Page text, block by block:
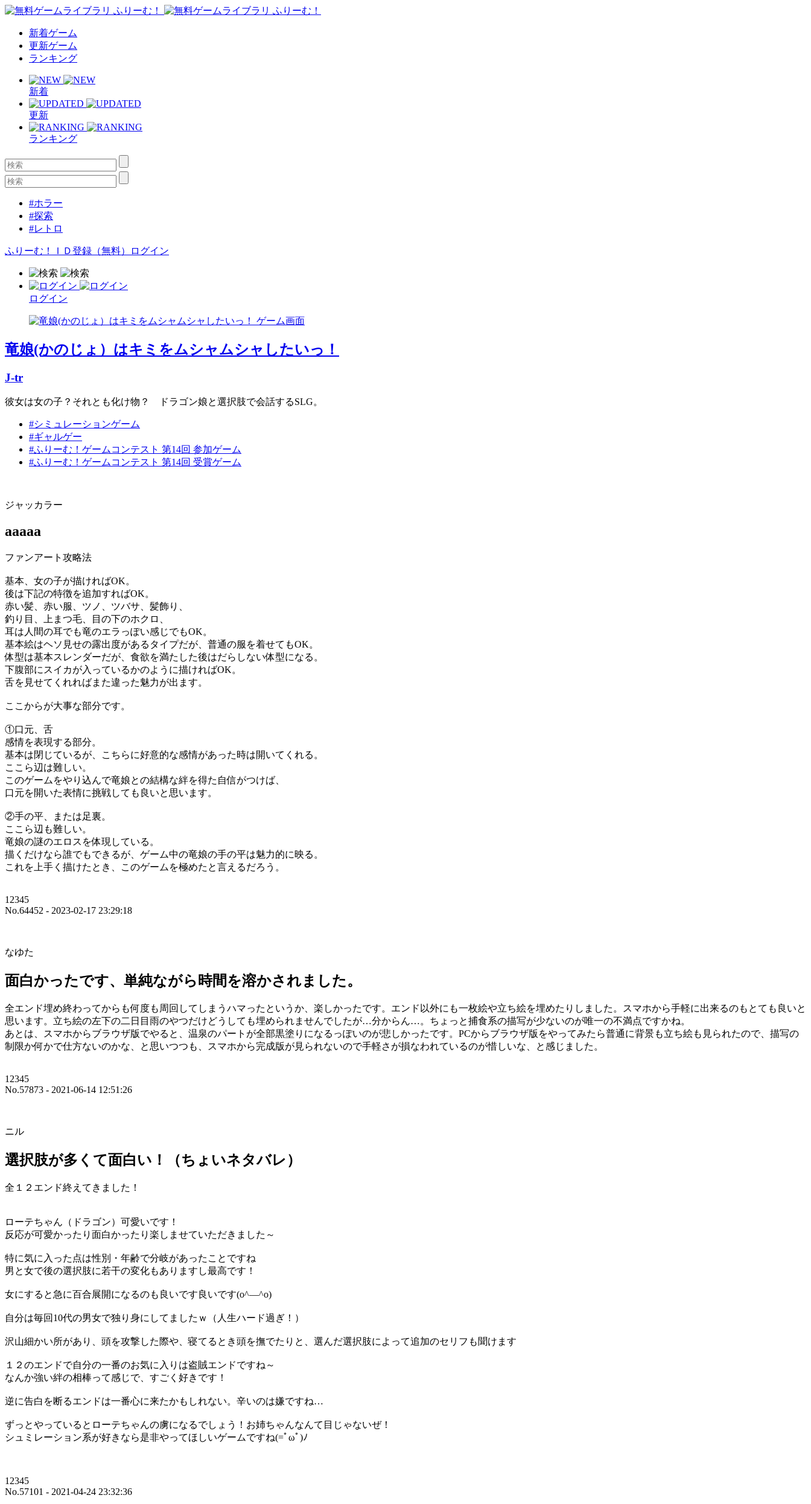
新着ゲーム
更新ゲーム
ランキング
新着
更新
ランキング
#ホラー
#探索
#レトロ
ふりーむ！ＩＤ登録（無料） ログイン
ログイン
竜娘(かのじょ）はキミをムシャムシャしたいっ！
J-tr
彼女は女の子？それとも化け物？ ドラゴン娘と選択肢で会話するSLG。
#シミュレーションゲーム
#ギャルゲー
#ふりーむ！ゲームコンテスト 第14回 参加ゲーム
#ふりーむ！ゲームコンテスト 第14回 受賞ゲーム
ジャッカラー
aaaaa
ファンアート攻略法
基本、女の子が描ければOK。
後は下記の特徴を追加すればOK。
赤い髪、赤い服、ツノ、ツバサ、髪飾り、
釣り目、上まつ毛、目の下のホクロ、
耳は人間の耳でも竜のエラっぽい感じでもOK。
基本絵はヘソ見せの露出度があるタイプだが、普通の服を着せてもOK。
体型は基本スレンダーだが、食欲を満たした後はだらしない体型になる。
下腹部にスイカが入っているかのように描ければOK。
舌を見せてくれればまた違った魅力が出ます。
ここからが大事な部分です。
①口元、舌
感情を表現する部分。
基本は閉じているが、こちらに好意的な感情があった時は開いてくれる。
ここら辺は難しい。
このゲームをやり込んで竜娘との結構な絆を得た自信がつけば、
口元を開いた表情に挑戦しても良いと思います。
②手の平、または足裏。
ここら辺も難しい。
竜娘の謎のエロスを体現している。
描くだけなら誰でもできるが、ゲーム中の竜娘の手の平は魅力的に映る。
これを上手く描けたとき、このゲームを極めたと言えるだろう。
12345
No.64452 - 2023-02-17 23:29:18
なゆた
面白かったです、単純ながら時間を溶かされました。
全エンド埋め終わってからも何度も周回してしまうハマったというか、楽しかったです。エンド以外にも一枚絵や立ち絵を埋めたりしました。スマホから手軽に出来るのもとても良いと
思います。立ち絵の左下の二日目雨のやつだけどうしても埋められませんでしたが…分からん…。ちょっと捕食系の描写が少ないのが唯一の不満点ですかね。
あとは、スマホからブラウザ版でやると、温泉のパートが全部黒塗りになるっぽいのが悲しかったです。PCからブラウザ版をやってみたら普通に背景も立ち絵も見られたので、描写の
制限か何かで仕方ないのかな、と思いつつも、スマホから完成版が見られないので手軽さが損なわれているのが惜しいな、と感じました。
12345
No.57873 - 2021-06-14 12:51:26
ニル
選択肢が多くて面白い！（ちょいネタバレ）
全１２エンド終えてきました！
ローテちゃん（ドラゴン）可愛いです！
反応が可愛かったり面白かったり楽しませていただきました～
特に気に入った点は性別・年齢で分岐があったことですね
男と女で後の選択肢に若干の変化もありますし最高です！
女にすると急に百合展開になるのも良いです良いです(o^―^o)
自分は毎回10代の男女で独り身にしてましたｗ（人生ハード過ぎ！）
沢山細かい所があり、頭を攻撃した際や、寝てるとき頭を撫でたりと、選んだ選択肢によって追加のセリフも聞けます
１２のエンドで自分の一番のお気に入りは盗賊エンドですね～
なんか強い絆の相棒って感じで、すごく好きです！
逆に告白を断るエンドは一番心に来たかもしれない。辛いのは嫌ですね…
ずっとやっているとローテちゃんの虜になるでしょう！お姉ちゃんなんて目じゃないぜ！
シュミレーション系が好きなら是非やってほしいゲームですね(=ﾟωﾟ)ﾉ
12345
No.57101 - 2021-04-24 23:32:36